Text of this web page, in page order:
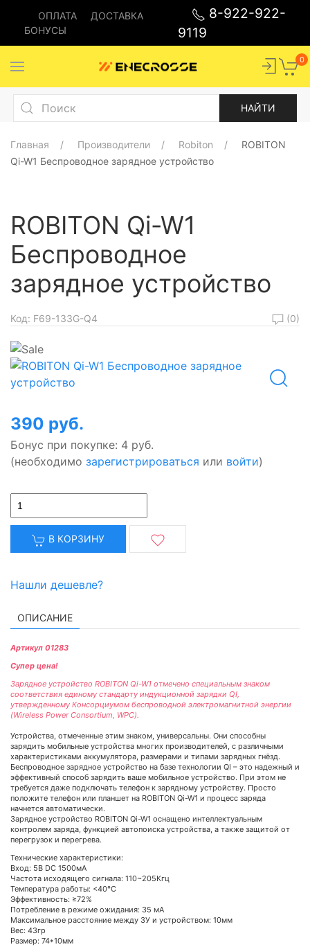
ОПЛАТА
ДОСТАВКА
БОНУСЫ
8-922-922-
9119
0
Главная Производители Robiton
ROBITON
Qi-W1 Беспроводное зарядное устройство
ROBITON Qi-W1
Беспроводное
зарядное устройство
Код: F69-133G-Q4 (0)
390 руб.
Бонус при покупке: 4 руб.
(необходимо зарегистрироваться или войти)
В КОРЗИНУ
Нашли дешевле?
ОПИСАНИЕ
Артикул 01283
Супер цена!
Зарядное устройство ROBITON Qi-W1 отмечено специальным знаком
соответствия единому стандарту индукционной зарядки QI,
утвержденному Консорциумом беспроводной электромагнитной энергии
(Wireless Power Consortium, WPC).
Устройства, отмеченные этим знаком, универсальны. Они способны
зарядить мобильные устройства многих производителей, с различными
характеристиками аккумулятора, размерами и типами зарядных гнёзд.
Беспроводное зарядное устройство на базе технологии QI – это надежный и
эффективный способ зарядить ваше мобильное устройство. При этом не
требуется даже подключать телефон к зарядному устройству. Просто
положите телефон или планшет на ROBITON Qi-W1 и процесс заряда
начнется автоматически.
Зарядное устройство ROBITON Qi-W1 оснащено интеллектуальным
контролем заряда, функцией автопоиска устройства, а также защитой от
перегрузок и перегрева.
Технические характеристики:
Вход: 5В DC 1500мА
Частота исходящего сигнала: 110~205Кгц
Температура работы: <40°С
Эффективность: ≥72%
Потребление в режиме ожидания: 35 мА
Максимальное расстояние между ЗУ и устройством: 10мм
Вес: 43гр
Размер: 74*10мм